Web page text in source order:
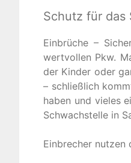
Schutz für das
Einbrüche –
wertvollen Pkw.
der Kinder oder
– schließlich
haben und vieles
Schwachstelle in
Einbrecher nutzen